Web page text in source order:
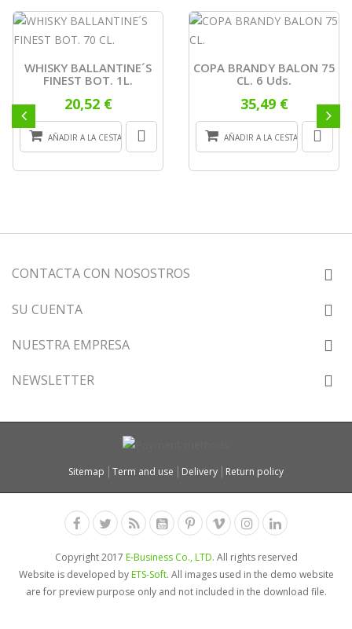
WHISKY BALLANTINE´S
FINEST BOT. 1L.
20,52 €
AÑADIR A LA CESTA
COPA BRANDY BALON 75
CL. 6 Uds.
35,49 €
AÑADIR A LA CESTA
CONTACTA CON NOSOSTROS
SU CUENTA
NUESTRA EMPRESA
NEWSLETTER
Sitemap Term and use Delivery Return policy
Copyright 2017 E-Business Co., LTD. All rights reserved
Website is developed byETS-Soft. All images used in the demo website
are for preview purpose only and not included in the download file.